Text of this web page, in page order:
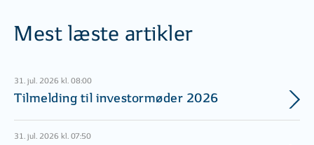
Mest læste artikler
31. jul. 2026 kl. 08:00
Tilmelding til investormøder 2026
31. jul. 2026 kl. 07:50